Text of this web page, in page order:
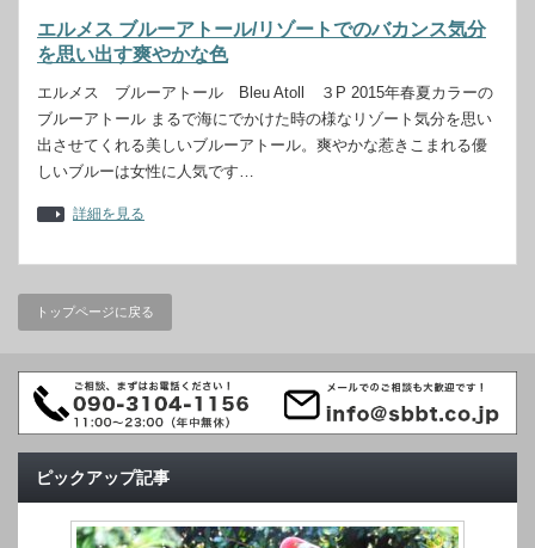
エルメス ブルーアトール/リゾートでのバカンス気分
を思い出す爽やかな色
エルメス ブルーアトール Bleu Atoll ３P 2015年春夏カラーの
ブルーアトール まるで海にでかけた時の様なリゾート気分を思い
出させてくれる美しいブルーアトール。爽やかな惹きこまれる優
しいブルーは女性に人気です…
詳細を見る
トップページに戻る
ピックアップ記事